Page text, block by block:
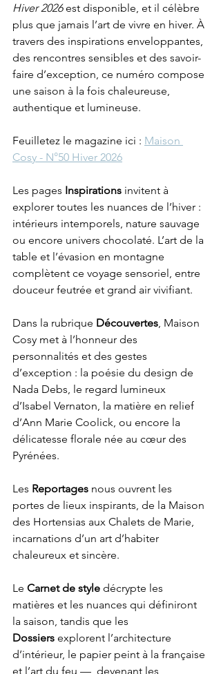
Hiver 2026 est disponible, et il célèbre
plus que jamais l’art de vivre en hiver. À
travers des inspirations enveloppantes,
des rencontres sensibles et des savoir-
faire d’exception, ce numéro compose
une saison à la fois chaleureuse,
authentique et lumineuse.
Feuilletez le magazine ici : Maison
Cosy - N°50 Hiver 2026
Les pages Inspirations invitent à
explorer toutes les nuances de l’hiver :
intérieurs intemporels, nature sauvage
ou encore univers chocolaté. L’art de la
table et l’évasion en montagne
complètent ce voyage sensoriel, entre
douceur feutrée et grand air vivifiant.
Dans la rubrique Découvertes , Maison
Cosy met à l’honneur des
personnalités et des gestes
d’exception : la poésie du design de
Nada Debs, le regard lumineux
d’Isabel Vernaton, la matière en relief
d’Ann Marie Coolick, ou encore la
délicatesse florale née au cœur des
Pyrénées.
Les Reportages nous ouvrent les
portes de lieux inspirants, de la Maison
des Hortensias aux Chalets de Marie,
incarnations d’un art d’habiter
chaleureux et sincère.
Le Carnet de style décrypte les
matières et les nuances qui définiront
la saison, tandis que les
Dossiers explorent l’architecture
d’intérieur, le papier peint à la française
et l’art du feu —  devenant les